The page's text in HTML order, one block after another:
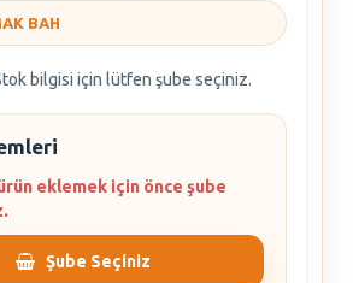
BAH
bilgisi için lütfen şube seçiniz.
eklemek için önce şube
Şube Seçiniz